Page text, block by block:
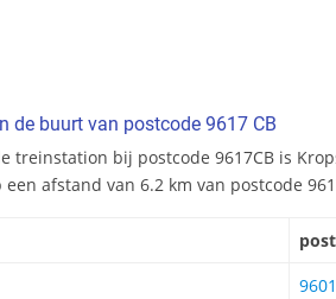
de buurt van postcode 9617 CB
treinstation bij postcode 9617CB is
afstand van 6.2 km van postcode